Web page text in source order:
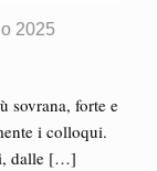
2025
sovrana, forte e
i colloqui.
dalle […]